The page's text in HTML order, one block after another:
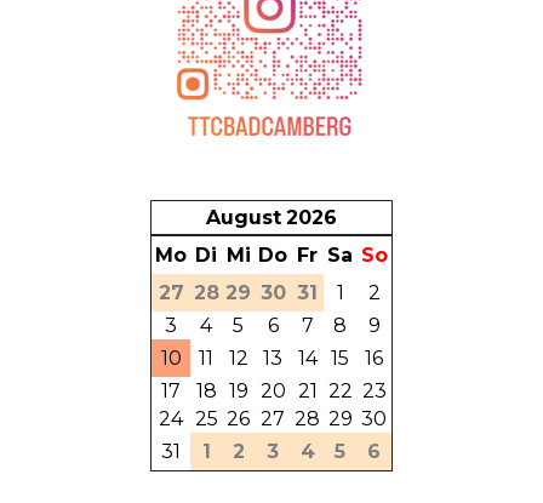
August 2026
Mo Di Mi Do Fr Sa So
27 28 29 30 31 1
2
3
4 5 6 7 8
9
10
11 12 13 14 15
16
17
18 19 20 21 22 23
24 25 26 27 28 29 30
31
1 2 3 4 5 6